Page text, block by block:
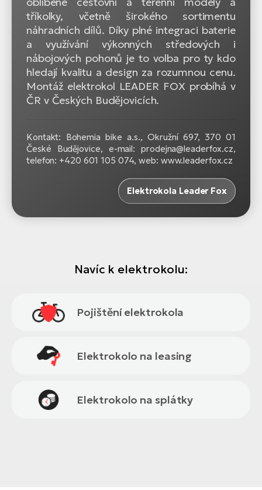
tříkolky, včetně širokého sortimentu
náhradních dílů. Díky plné integraci baterie
a využívání výkonných středových i
nábojových pohonů je to volba pro ty kdo
hledají kvalitu a design za rozumnou cenu.
Montáž elektrokol LEADER FOX probíhá v
ČR v Českých Budějovicích.
Kontakt: Bohemia bike a.s., Okružní 697, 370 01
České Budějovice, e-mail: prodejna@leaderfox.cz,
telefon: +420 601 105 074, web: www.leaderfox.cz
Elektrokola Leader Fox
Navíc k elektrokolu:
Pojištění elektrokola
Elektrokolo na leasing
Elektrokolo na splátky